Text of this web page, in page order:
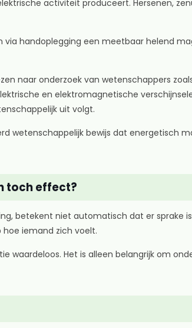
activiteit produceert. Hersenen,
handoplegging een meetbaar helend
naar onderzoek van wetenschappers
en elektromagnetische
uit volgt.
wetenschappelijk bewijs dat energetisch
toch effect?
betekent niet automatisch dat er
hoe iemand zich voelt.
waardeloos. Het is alleen belangrijk om